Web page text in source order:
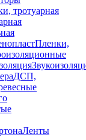
тротуарная
Пленки,
ДСП,
Ленты